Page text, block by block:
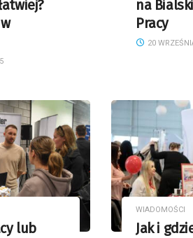
na
Pracy
20
lub
WIADOMOŚCI
Jak i